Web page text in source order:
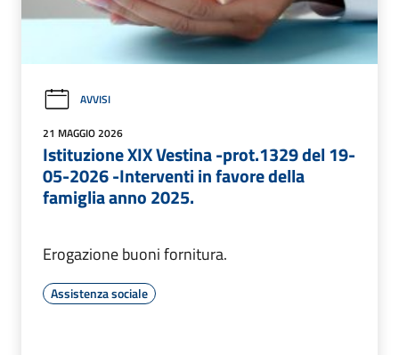
AVVISI
21 MAGGIO 2026
Istituzione XIX Vestina -prot.1329 del 19-
05-2026 -Interventi in favore della
famiglia anno 2025.
Erogazione buoni fornitura.
Assistenza sociale